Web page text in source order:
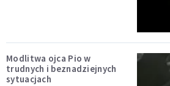
Modlitwa ojca Pio w
trudnych i beznadziejnych
sytuacjach